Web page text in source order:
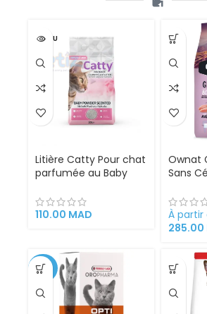
VENDU
Litière Catty Pour chat
parfumée au Baby
110.00 MAD
Ownat
Sans
À partir
285.00
-23%